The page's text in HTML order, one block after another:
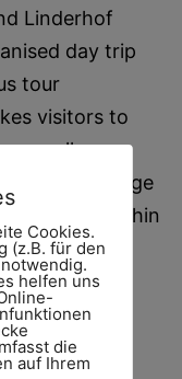
Linderhof
day trip
tour
visitors to
as well as
to the village
are within
Cookies.
(z.B. für den
helfen uns
die
auf Ihrem